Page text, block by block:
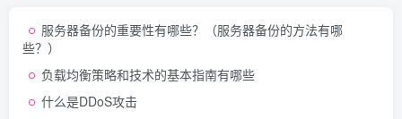
服务器备份的重要性有哪些？（服务器备份的方法有哪
些？）
负载均衡策略和技术的基本指南有哪些
什么是DDoS攻击